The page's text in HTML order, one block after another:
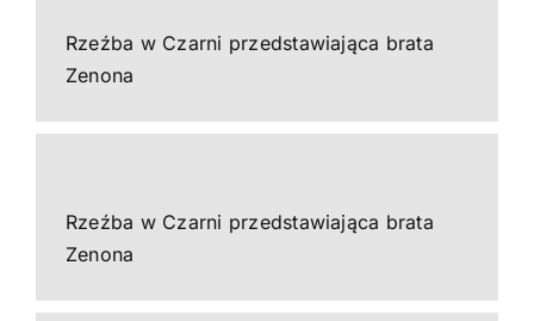
Rzeźba w Czarni przedstawiająca brata
Zenona
Rzeźba w Czarni przedstawiająca brata
Zenona